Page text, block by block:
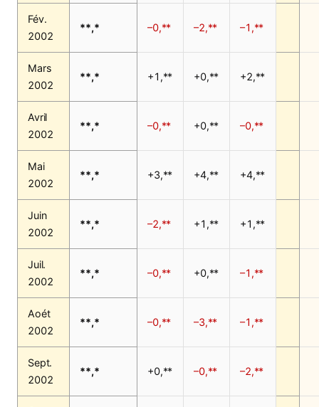
Fév.
2002
**,* –0,** –2,** –1,**
Mars
2002
**,* +1,** +0,** +2,**
Avril
2002
**,* –0,** +0,** –0,**
Mai
2002
**,* +3,** +4,** +4,**
Juin
2002
**,* –2,** +1,** +1,**
Juil.
2002
**,* –0,** +0,** –1,**
Aoét
2002
**,* –0,** –3,** –1,**
Sept.
2002
**,* +0,** –0,** –2,**